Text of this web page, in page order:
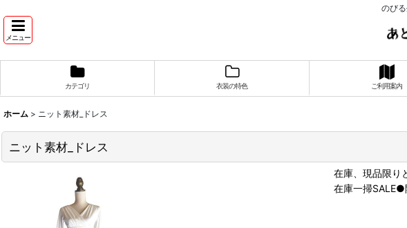
のび
メニュー
カテゴリ 衣装の特色 ご利用案内
ホーム > ニット素材_ドレス
ニット素材_ドレス
在庫、現品限り
在庫一掃